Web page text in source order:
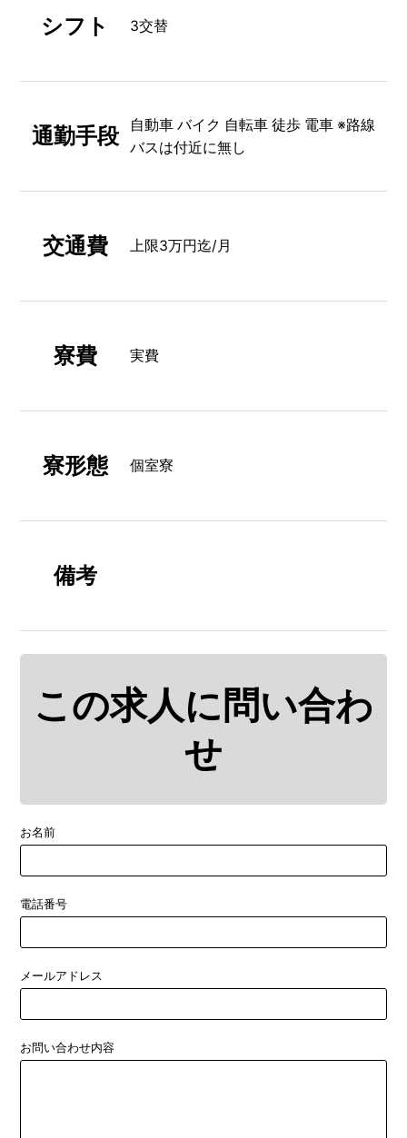
シフト 3交替
通勤手段
自動車 バイク 自転車 徒歩 電車 ※路線
バスは付近に無し
交通費 上限3万円迄/月
寮費 実費
寮形態 個室寮
備考
この求人に問い合わ
せ
お名前
電話番号
メールアドレス
お問い合わせ内容